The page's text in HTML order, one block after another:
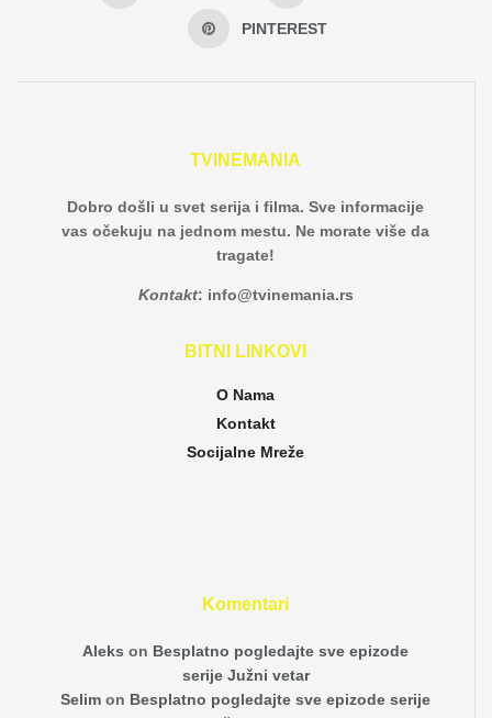
PINTEREST
TVINEMANIA
Dobro došli u svet serija i filma. Sve informacije
vas očekuju na jednom mestu. Ne morate više da
tragate!
Kontakt: info@tvinemania.rs
BITNI LINKOVI
O Nama
Kontakt
Socijalne Mreže
Komentari
Aleks on Besplatno pogledajte sve epizode
serije Južni vetar
Selim on Besplatno pogledajte sve epizode serije